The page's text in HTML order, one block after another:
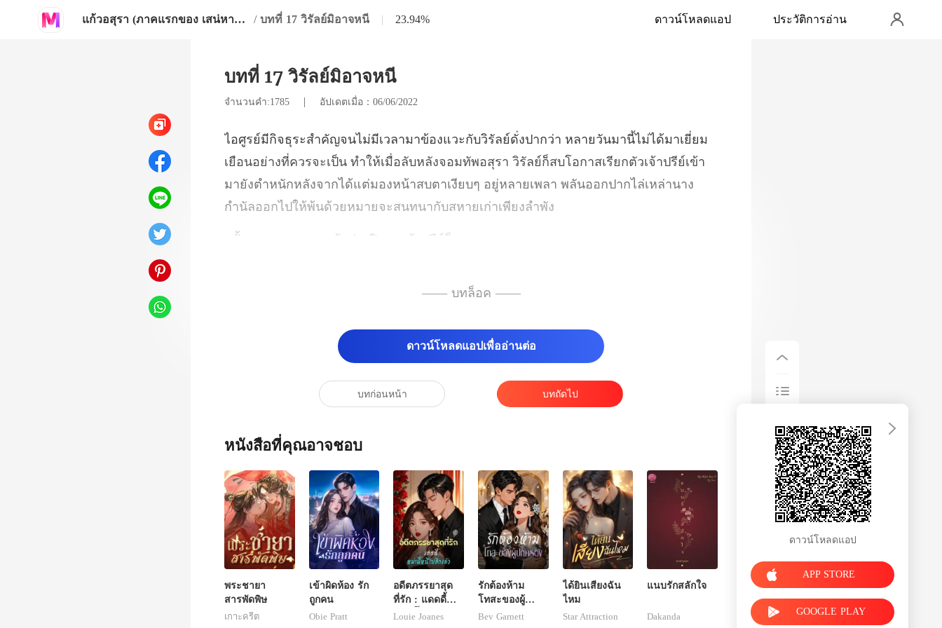
แก้วอสุรา (ภาคแรกของ เสน่หากุมภัณฑ์) / บทที่ 17 วิรัลย์มิอาจหนี | 23.94% ดาวน์โหลดแอป ประวัติการอ่าน
บทที่ 17 วิรัลย์มิอาจหนี
จำนวนคำ:1785 | อัปเดตเมื่อ：06/06/2022
ควรจะเป็น ทำให้เมื่อลับหลังจอมทัพอสุรา วิรัลย์ก็สบโอกาสเรียกตัวเจ้าปรีย์เข้า
มายังตำหนักหลังจากได้แต่ม
ะหน้าต่างปิดลง
—— บทล็อค ——
ดาวน์โหลดแอปเพื่ออ่านต่อ
บทก่อนหน้า บทถัดไป
หนังสือที่คุณอาจชอบ
พระชายา
สารพัดพิษ
เกาะครีต
เข้าผิดห้อง รัก
ถูกคน
Obie Pratt
อดีตภรรยาสุด
ที่รัก : แดดดี้
หม่ามี๊หนีไปอีก
Louie Joanes
รักต้องห้าม
โทสะของผู้
ปกครอง
Bev Garnett
ได้ยินเสียงฉัน
ไหม
Star Attraction
แนบรักสลักใจ
Dakanda
ดาวน์โหลดแอป
APP STORE
GOOGLE PLAY